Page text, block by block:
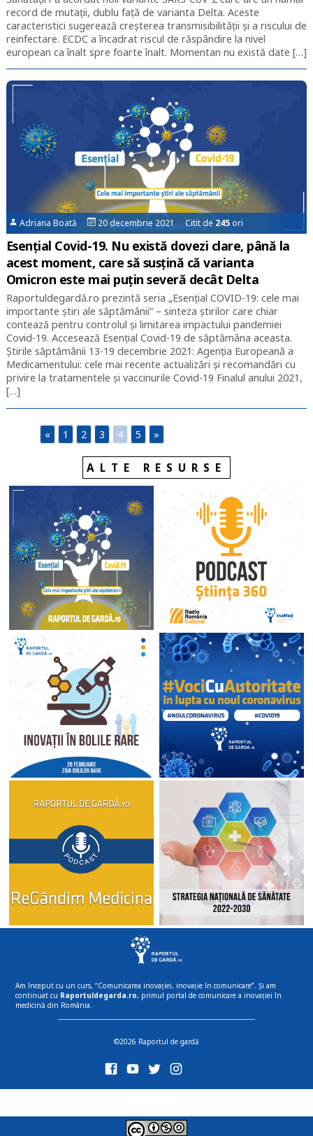
record de mutații, dublu față de varianta Delta. Aceste
caracteristici sugerează creșterea transmisibilității și a riscului de
reinfectare. ECDC a încadrat riscul de răspândire la nivel
european ca înalt spre foarte înalt. Momentan nu există date […]
Adriana Boată 20 decembrie 2021 Citit de 245ori
Esențial Covid-19. Nu există dovezi clare, până la
acest moment, care să susțină că varianta
Omicron este mai puțin severă decât Delta
Raportuldegardă.ro prezintă seria „Esențial COVID-19: cele mai
importante știri ale săptămânii” – sinteza știrilor care chiar
contează pentru controlul și limitarea impactului pandemiei
Covid-19. Accesează Esențial Covid-19 de săptămâna aceasta.
Știrile săptămânii 13-19 decembrie 2021: Agenția Europeană a
Medicamentului: cele mai recente actualizări și recomandări cu
privire la tratamentele și vaccinurile Covid-19 Finalul anului 2021,
[…]
« 1 2 3 4 5 »
ALTE RESURSE
Am început cu un curs, “Comunicarea inovației, inovație în comunicare”. Și am
continuat cu Raportuldegarda.ro, primul portal de comunicare a inovației în
medicină din România.
©2026 Raportul de gardă